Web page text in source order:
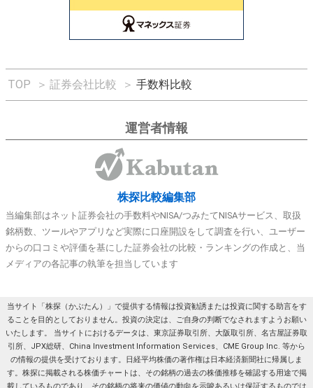
TOP ＞ 証券会社比較 ＞ 手数料比較
運営者情報
株探比較編集部
当編集部はネット証券会社の手数料やNISA/つみたてNISAサービス、取扱
銘柄数、ツールやアプリなど実際に口座開設をして調査を行い、ユーザー
からの口コミや評価を基にした証券会社の比較・ランキングの作成と、当
メディアの各記事の執筆を担当しています
当サイト「株探（かぶたん）」で提供する情報は投資勧誘または投資に関する助言をす
ることを目的としておりません。投資の決定は、ご自身の判断でなされますようお願い
いたします。 当サイトにおけるデータは、東京証券取引所、大阪取引所、名古屋証券取
引所、JPX総研、China Investment Information Services、CME Group Inc. 等から
の情報の提供を受けております。日経平均株価の著作権は日本経済新聞社に帰属しま
す。株探に掲載される株価チャートは、その銘柄の過去の株価推移を確認する用途で掲